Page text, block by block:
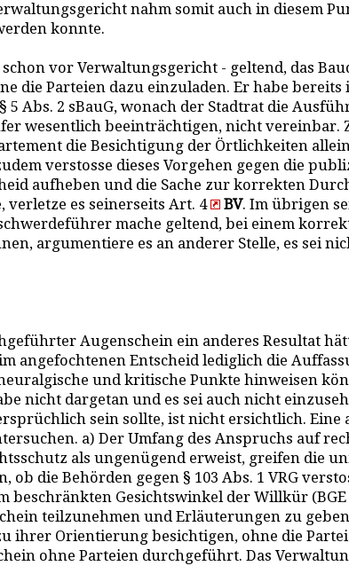
nahm somit auch in diesem
konnte.
vor Verwaltungsgericht - geltend, das
die Parteien dazu einzuladen. Er habe
5 Abs. 2 sBauG, wonach der Stadtrat die
wesentlich beeinträchtigen, nicht
die Besichtigung der Örtlichkeiten
verstosse dieses Vorgehen gegen die
aufheben und die Sache zur korrekten
verletze es seinerseits Art. 4
BV. Im übrigen
mache geltend, bei einem
argumentiere es an anderer Stelle, es sei
Augenschein ein anderes Resultat
angefochtenen Entscheid lediglich die
und kritische Punkte hinweisen
nicht dargetan und es sei auch nicht
sein sollte, ist nicht ersichtlich.
a) Der Umfang des Anspruchs auf
als ungenügend erweist, greifen die
ob die Behörden gegen § 103 Abs. 1 VRG
beschränkten Gesichtswinkel der Willkür (BGE
teilzunehmen und Erläuterungen zu
ihrer Orientierung besichtigen, ohne die
ohne Parteien durchgeführt. Das